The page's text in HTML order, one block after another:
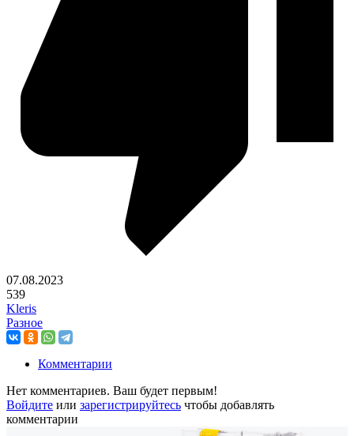
07.08.2023
539
Kleris
Разное
Комментарии
Нет комментариев. Ваш будет первым!
Войдите или зарегистрируйтесь чтобы добавлять
комментарии